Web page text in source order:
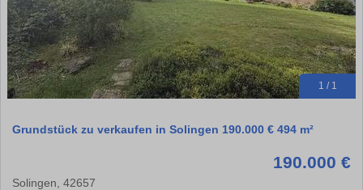
1 / 1
Grundstück zu verkaufen in Solingen 190.000 € 494 m²
190.000 €
Solingen, 42657